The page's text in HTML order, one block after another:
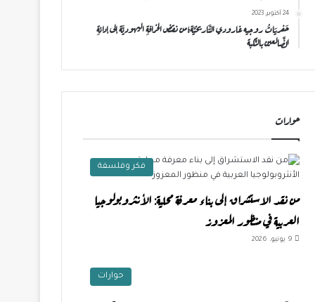
24 أكتوبر، 2023
حَفريَاتُ روجيه غارودي التَّاريخيَّة؛من نقضِ الخرافةِ اليهوديَّة إلى إدانةِ
الضَّالعين بالنَّكبة
حوارات
فكر وفلسفة
من نقد الاستشراق إلى بناء معرفة محلية: الأنثروبولوجيا
العربية في منظور المعزوز
9 يونيو، 2026
حوارات